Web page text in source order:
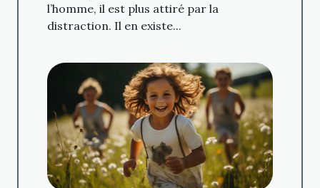
l’homme, il est plus attiré par la
distraction. Il en existe...